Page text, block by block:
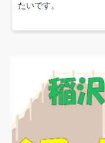
たいです。